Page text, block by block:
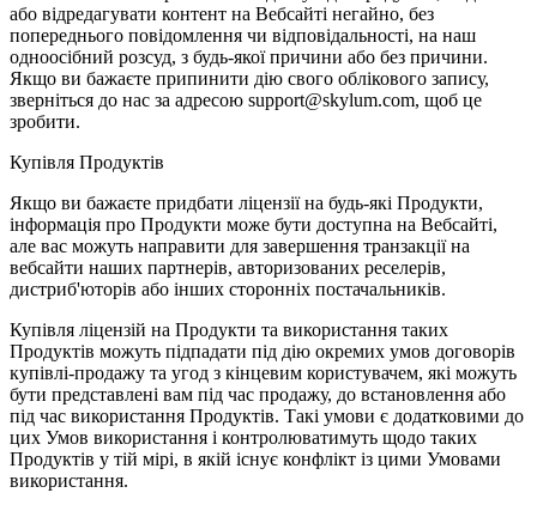
або відредагувати контент на Вебсайті негайно, без
попереднього повідомлення чи відповідальності, на наш
одноосібний розсуд, з будь-якої причини або без причини.
Якщо ви бажаєте припинити дію свого облікового запису,
зверніться до нас за адресою support@skylum.com, щоб це
зробити.
Купівля Продуктів
Якщо ви бажаєте придбати ліцензії на будь-які Продукти,
інформація про Продукти може бути доступна на Вебсайті,
але вас можуть направити для завершення транзакції на
вебсайти наших партнерів, авторизованих реселерів,
дистриб'юторів або інших сторонніх постачальників.
Купівля ліцензій на Продукти та використання таких
Продуктів можуть підпадати під дію окремих умов договорів
купівлі-продажу та угод з кінцевим користувачем, які можуть
бути представлені вам під час продажу, до встановлення або
під час використання Продуктів. Такі умови є додатковими до
цих Умов використання і контролюватимуть щодо таких
Продуктів у тій мірі, в якій існує конфлікт із цими Умовами
використання.